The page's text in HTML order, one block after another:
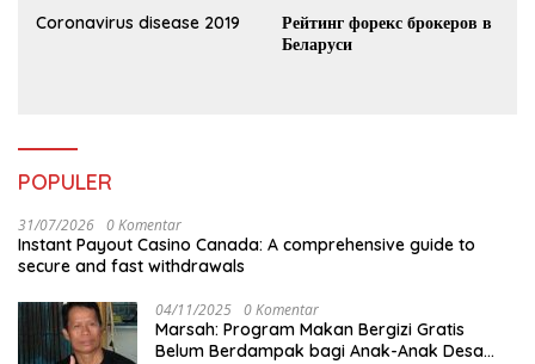
Coronavirus disease 2019
Рейтинг форекс брокеров в
Беларуси
POPULER
31/07/2026 0 Komentar
Instant Payout Casino Canada: A comprehensive guide to
secure and fast withdrawals
04/11/2025 0 Komentar
Marsah: Program Makan Bergizi Gratis
Belum Berdampak bagi Anak-Anak Desa